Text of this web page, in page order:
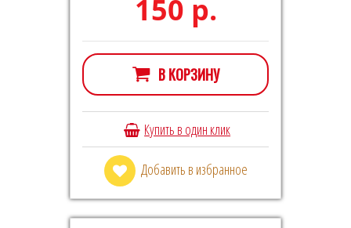
150 р.
В КОРЗИНУ
Купить в один клик
Добавить в избранное